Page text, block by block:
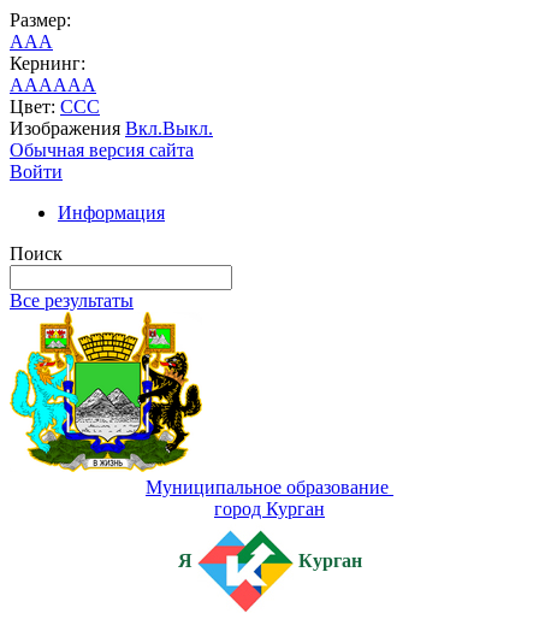
Размер:
AAA
Кернинг:
AAAAAA
Цвет: CCC
Изображения Вкл.Выкл.
Обычная версия сайта
Войти
Информация
Поиск
Все результаты
Муниципальное образование
город Курган
Я Курган